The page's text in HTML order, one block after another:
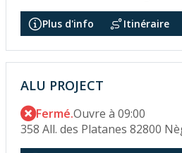
Plus d'info Itinéraire
ALU PROJECT
Fermé.Ouvre à 09:00
358 All. des Platanes 82800